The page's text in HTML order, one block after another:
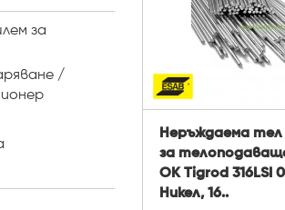
за
/
Неръждаема тел
за
OK Tigrod 316LSI
Никел, 16..